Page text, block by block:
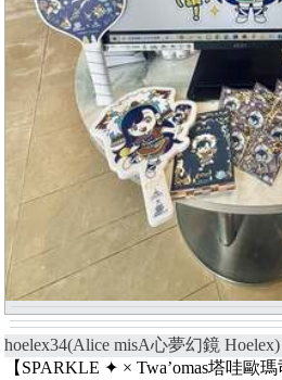
hoelex34(Alice misA心夢幻鏡 Hoelex)
【SPARKLE ✦ × Twa’omas塔哇歐